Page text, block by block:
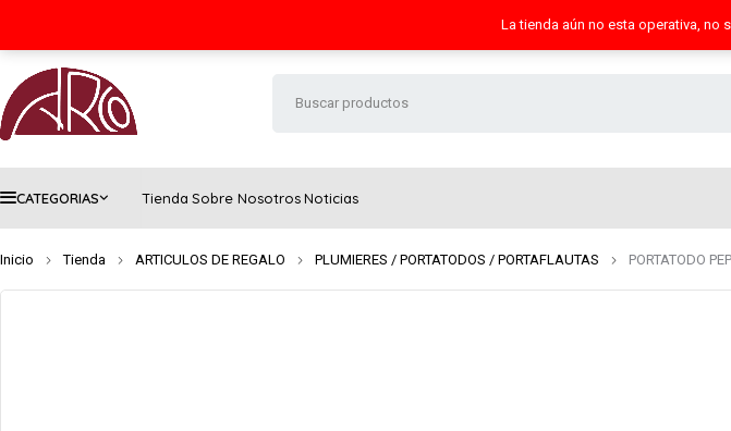
La tienda aún no esta operativa, no
CATEGORIAS Tienda Sobre NosotrosNoticias
Inicio Tienda ARTICULOS DE REGALO PLUMIERES / PORTATODOS / PORTAFLAUTAS PORTATODO